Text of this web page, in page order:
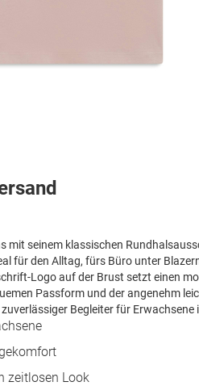
mit seinem klassischen
für den Alltag, fürs Büro unter
Logo auf der Brust setzt einen
Passform und der angenehm
Begleiter für Erwachsene
zeitlosen Look